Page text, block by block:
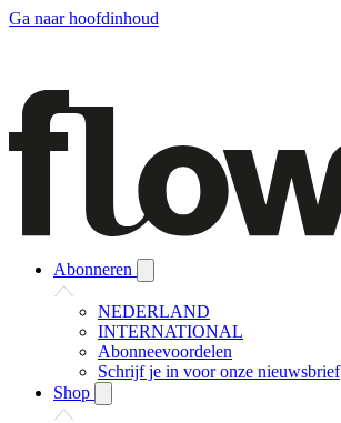
Ga naar hoofdinhoud
Abonneren
NEDERLAND
INTERNATIONAL
Abonneevoordelen
Schrijf je in voor onze nieuwsbrief
Shop